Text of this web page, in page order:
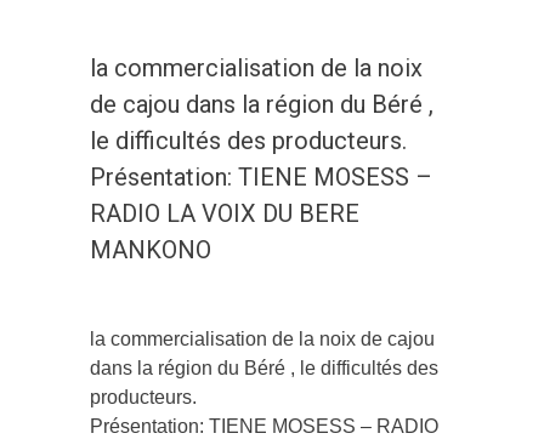
la commercialisation de la noix
de cajou dans la région du Béré ,
le difficultés des producteurs.
Présentation: TIENE MOSESS –
RADIO LA VOIX DU BERE
MANKONO
la commercialisation de la noix de cajou
dans la région du Béré , le difficultés des
producteurs.
Présentation: TIENE MOSESS – RADIO